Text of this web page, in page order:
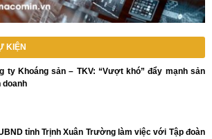
KIỆN
ty Khoáng sản – TKV: “Vượt khó” đẩy mạnh sản
doanh
tỉnh Trịnh Xuân Trường làm việc với Tập đoàn